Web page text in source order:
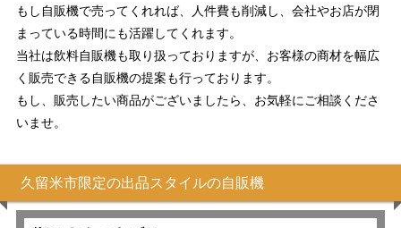
もし自販機で売ってくれれば、人件費も削減し、会社やお店が閉
まっている時間にも活躍してくれます。
当社は飲料自販機も取り扱っておりますが、お客様の商材を幅広
く販売できる自販機の提案も行っております。
もし、販売したい商品がございましたら、お気軽にご相談くださ
いませ。
久留米市限定の出品スタイルの自販機